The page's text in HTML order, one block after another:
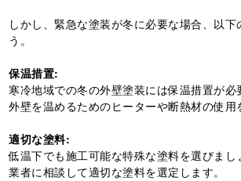
しかし、緊急な塗装が冬に必要な場合、以下
う。
保温措置:
寒冷地域での冬の外壁塗装には保温措置が必
外壁を温めるためのヒーターや断熱材の使用
適切な塗料:
低温下でも施工可能な特殊な塗料を選びまし
業者に相談して適切な塗料を選定します。